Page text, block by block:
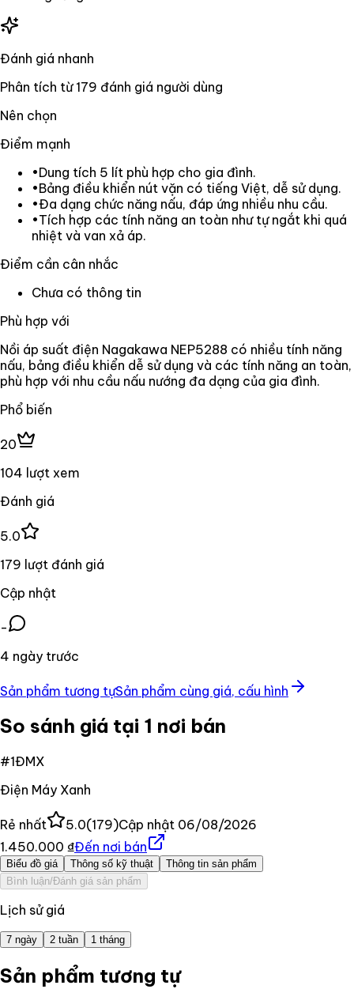
Đánh giá nhanh
Phân tích từ179 đánh giá người dùng
Nên chọn
Điểm mạnh
•Dung tích 5 lít phù hợp cho gia đình.
•Bảng điều khiển nút vặn có tiếng Việt, dễ sử dụng.
•Đa dạng chức năng nấu, đáp ứng nhiều nhu cầu.
•Tích hợp các tính năng an toàn như tự ngắt khi quá
nhiệt và van xả áp.
Điểm cần cân nhắc
Chưa có thông tin
Phù hợp với
Nồi áp suất điện Nagakawa NEP5288 có nhiều tính năng
nấu, bảng điều khiển dễ sử dụng và các tính năng an toàn,
phù hợp với nhu cầu nấu nướng đa dạng của gia đình.
Phổ biến
20
104 lượt xem
Đánh giá
5.0
179 lượt đánh giá
Cập nhật
-
4 ngày trước
Sản phẩm tương tựSản phẩm cùng giá, cấu hình
So sánh giá tại 1 nơi bán
#1ĐMX
Điện Máy Xanh
Rẻ nhất 5.0(179)Cập nhật 06/08/2026
1.450.000 ₫Đến nơi bán
Biểu đồ giá Thông số kỹ thuật
Thông tin sản phẩm
Bình luận/Đánh giá sản phẩm
Lịch sử giá
7 ngày 2 tuần 1 tháng
Sản phẩm tương tự